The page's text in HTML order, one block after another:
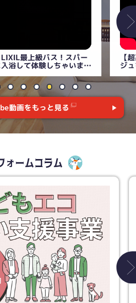
クシル最上級の浴室スパー
！まるでスパ！？
【
説
動画をもっと見る
ォームコラム